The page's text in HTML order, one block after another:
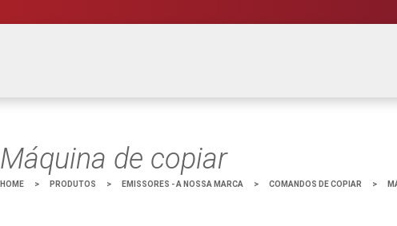
Máquina de copiar
HOME > PRODUTOS > EMISSORES - A NOSSA MARCA > COMANDOS DE COPIAR >